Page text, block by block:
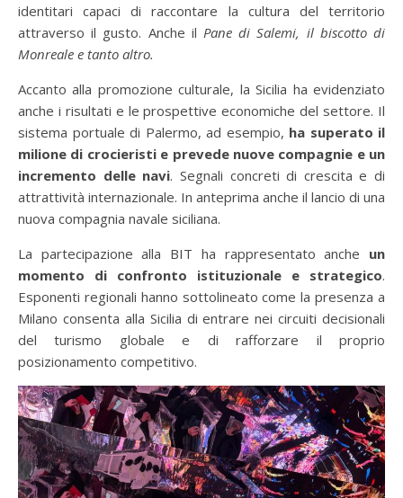
identitari capaci di raccontare la cultura del territorio
attraverso il gusto. Anche il Pane di Salemi, il biscotto di
Monreale e tanto altro.
Accanto alla promozione culturale, la Sicilia ha evidenziato
anche i risultati e le prospettive economiche del settore. Il
sistema portuale di Palermo, ad esempio, ha superato il
milione di crocieristi e prevede nuove compagnie e un
incremento delle navi. Segnali concreti di crescita e di
attrattività internazionale. In anteprima anche il lancio di una
nuova compagnia navale siciliana.
La partecipazione alla BIT ha rappresentato anche un
momento di confronto istituzionale e strategico.
Esponenti regionali hanno sottolineato come la presenza a
Milano consenta alla Sicilia di entrare nei circuiti decisionali
del turismo globale e di rafforzare il proprio
posizionamento competitivo.